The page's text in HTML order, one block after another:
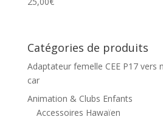
Catégories de produits
Adaptateur femelle CEE P17 vers
car
Animation & Clubs Enfants
Accessoires Hawaïen